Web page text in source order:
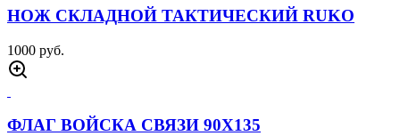
НОЖ СКЛАДНОЙ ТАКТИЧЕСКИЙ RUKO
1000 руб.
ФЛАГ ВОЙСКА СВЯЗИ 90Х135